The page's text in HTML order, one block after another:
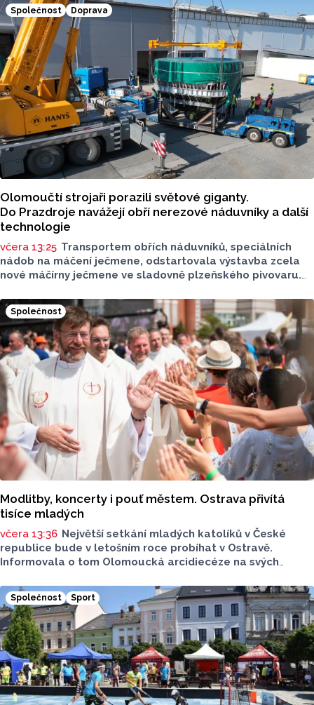
Společnost Doprava
Olomoučtí strojaři porazili světové giganty.
Do Prazdroje navážejí obří nerezové náduvníky a další
technologie
včera 13:25 Transportem obřích náduvníků, speciálních
nádob na máčení ječmene, odstartovala výstavba zcela
nové máčírny ječmene ve sladovně plzeňského pivovaru.
MALT, která dokázala v úterý 4. srpna úspěšně převézt
z Olomouce v pořadí již čtvrtá masivní vlna přepravy
nadměrných nákladů snerezovými náduvníky.
Společnost
Modlitby, koncerty i pouť městem. Ostrava přivítá
tisíce mladých
včera 13:36 Největší setkání mladých katolíků v České
republice bude v letošním roce probíhat v Ostravě.
Informovala o tom Olomoucká arcidiecéze na svých
se uskuteční od úterý 11. srpna až do neděle 16. srpna.
Očekává se přes 3 tisíce návštěvníků.
Společnost Sport